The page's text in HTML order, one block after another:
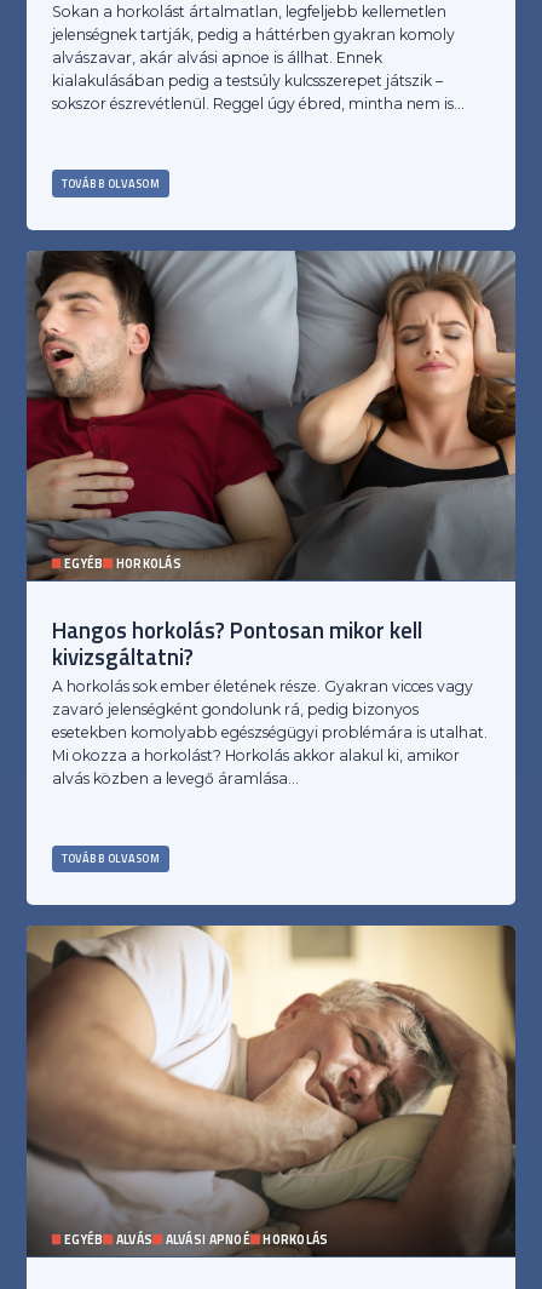
Sokan a horkolást ártalmatlan, legfeljebb kellemetlen
jelenségnek tartják, pedig a háttérben gyakran komoly
alvászavar, akár alvási apnoe is állhat. Ennek
kialakulásában pedig a testsúly kulcsszerepet játszik –
sokszor észrevétlenül. Reggel úgy ébred, mintha nem is…
TOVÁBB OLVASOM
EGYÉB HORKOLÁS
Hangos horkolás? Pontosan mikor kell
kivizsgáltatni?
A horkolás sok ember életének része. Gyakran vicces vagy
zavaró jelenségként gondolunk rá, pedig bizonyos
esetekben komolyabb egészségügyi problémára is utalhat.
Mi okozza a horkolást? Horkolás akkor alakul ki, amikor
alvás közben a levegő áramlása…
TOVÁBB OLVASOM
EGYÉB ALVÁS ALVÁSI APNOÉ HORKOLÁS